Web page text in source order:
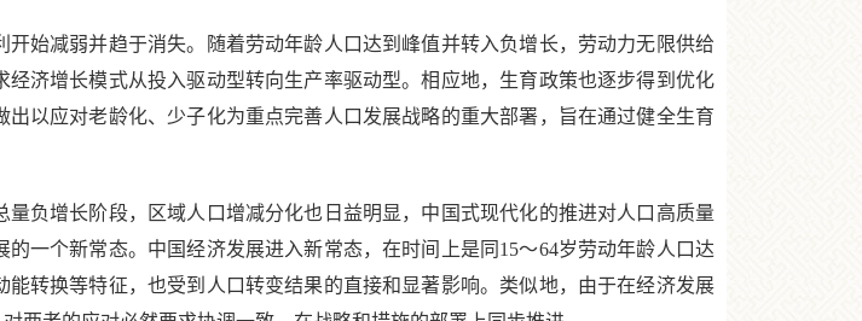
减弱并趋于消失。随着劳动年龄人口达到峰值并转入负增长，劳动力无限供给
济增长模式从投入驱动型转向生产率驱动型。相应地，生育政策也逐步得到优化
以应对老龄化、少子化为重点完善人口发展战略的重大部署，旨在通过健全生育
增长阶段，区域人口增减分化也日益明显，中国式现代化的推进对人口高质量
一个新常态。中国经济发展进入新常态，在时间上是同15～64岁劳动年龄人口达
转换等特征，也受到人口转变结果的直接和显著影响。类似地，由于在经济发展